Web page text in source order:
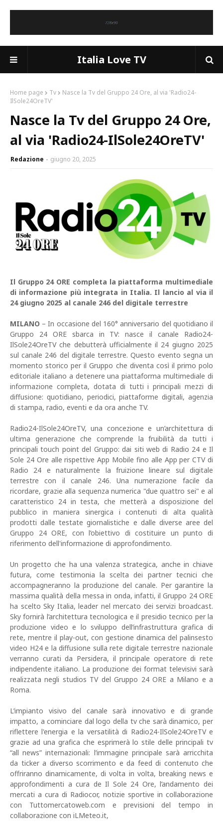
Italia Love TV
Home page Tv
Nasce la Tv del Gruppo 24 Ore, al via 'Radio24-
IlSole24OreTV'
Nasce la Tv del Gruppo 24 Ore,
al via 'Radio24-IlSole24OreTV'
Redazione giugno 20, 2025
Il Gruppo 24 ORE completa la piattaforma multimediale
di informazione più integrata in Italia. Il lancio al via il
24 giugno 2025 al canale 246 del digitale terrestre
MILANO – In occasione del 160° anniversario del quotidiano il
Gruppo 24 ORE sbarca in TV: nasce il canale Radio24-
IlSole24OreTV che debutterà ufficialmente il 24 giugno 2025
sul canale 246 del digitale terrestre. Questo evento segna un
momento storico per il Gruppo che diventa così il primo polo
editoriale italiano a detenere una piattaforma multimediale di
informazione completa, dotata di tutti i principali mezzi di
diffusione: quotidiano, periodici, piattaforme digitali, agenzia
di stampa, radio, eventi e da ora anche TV.
Radio24-IlSole24OreTV, una concezione e un’architettura di
ultima generazione che comprende la fruibilità da tutti i
principali touch point del Gruppo: dai siti web di Radio 24 e Il
Sole 24 Ore alle rispettive App Mobile fino alle App per CTV di
Radio 24 e naturalmente la fruizione lineare sul digitale
terrestre con il canale 246. Una numerazione facile da
ricordare, grazie alla sequenza numerica "due quattro sei" e al
caratteristico 24 in testa, che metterà a disposizione del
pubblico in maniera sinergica i contenuti di alta qualità
prodotti dalle testate giornalistiche e dalle diverse aree del
Gruppo 24 ORE, con l’obiettivo di costituire un punto di
riferimento dell'informazione di approfondimento.
Un progetto che ha una valenza strategica, anche in chiave
futura, come testimonia la scelta dei partner tecnici che
accompagneranno la produzione del canale. Per garantire la
massima qualità della messa in onda, infatti, il Gruppo 24 ORE
ha scelto Sky Italia, leader nel mercato dei servizi broadcast.
Sky fornirà l’architettura tecnologica e il presidio tecnico per la
produzione video e lo sviluppo dell’infrastruttura grafica di
rete, mentre il play-out, con gestione dinamica del palinsesto
video H24 e la diffusione sulla rete digitale terrestre nazionale
verranno curati da Persidera, il principale operatore di rete
indipendente italiano. La produzione dei format televisivi sarà
realizzata negli studios TV del Gruppo 24 ORE a Milano e a
Roma.
L’impianto visivo del canale sarà innovativo e di grande
impatto, a cominciare dal logo della tv che sarà dinamico, per
riflettere l'energia e la versatilità di Radio24-IlSole24OreTV e
grazie ad una grafica che esprimerà lo stile delle principali tv
“all news” internazionali: l’immagine principale sarà arricchita
da ticker a diverso scorrimento e da feed di contenuto che
offriranno dinamicamente, di volta in volta, breaking news e
approfondimenti a cura de Il Sole 24 Ore, l’andamento dei
mercati a cura di Radiocor, notizie sportive in collaborazione
con Tuttomercatoweb.com e previsioni del tempo in
collaborazione con iLMeteo.it,